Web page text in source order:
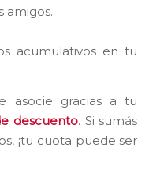
amigos.
acumulativos en tu
asocie gracias a tu
descuento. Si sumás
¡tu cuota puede ser